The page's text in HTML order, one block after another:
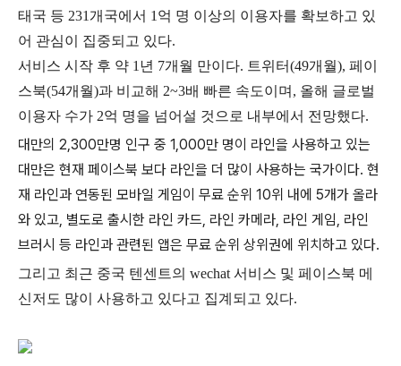
태국 등 231개국에서 1억 명 이상의 이용자를 확보하고 있
어 관심이 집중되고 있다.
서비스 시작 후 약 1년 7개월 만이다. 트위터(49개월), 페이
스북(54개월)과 비교해 2~3배 빠른 속도이며, 올해 글로벌
이용자 수가 2억 명을 넘어설 것으로 내부에서 전망했다.
대만의 2,300만명 인구 중 1,000만 명이 라인을 사용하고 있는
대만은 현재 페이스북 보다 라인을 더 많이 사용하는 국가이다. 현
재 라인과 연동된 모바일 게임이 무료 순위 10위 내에 5개가 올라
와 있고, 별도로 출시한 라인 카드, 라인 카메라, 라인 게임, 라인
브러시 등 라인과 관련된 앱은 무료 순위 상위권에 위치하고 있다.
그리고 최근 중국 텐센트의 wechat 서비스 및 페이스북 메
신저도 많이 사용하고 있다고 집계되고 있다.